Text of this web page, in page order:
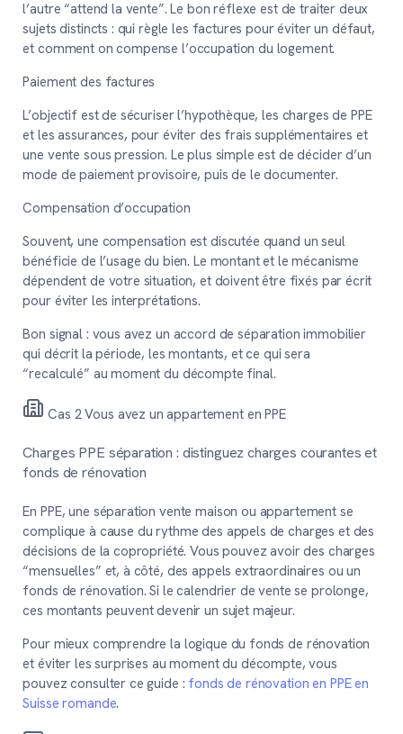
l’autre “attend la vente”. Le bon réflexe est de traiter deux
sujets distincts : qui règle les factures pour éviter un défaut,
et comment on compense l’occupation du logement.
Paiement des factures
L’objectif est de sécuriser l’hypothèque, les charges de PPE
et les assurances, pour éviter des frais supplémentaires et
une vente sous pression. Le plus simple est de décider d’un
mode de paiement provisoire, puis de le documenter.
Compensation d’occupation
Souvent, une compensation est discutée quand un seul
bénéficie de l’usage du bien. Le montant et le mécanisme
dépendent de votre situation, et doivent être fixés par écrit
pour éviter les interprétations.
Bon signal : vous avez un accord de séparation immobilier
qui décrit la période, les montants, et ce qui sera
“recalculé” au moment du décompte final.
Cas 2Vous avez un appartement en PPE
Charges PPE séparation : distinguez charges courantes et
fonds de rénovation
En PPE, une séparation vente maison ou appartement se
complique à cause du rythme des appels de charges et des
décisions de la copropriété. Vous pouvez avoir des charges
“mensuelles” et, à côté, des appels extraordinaires ou un
fonds de rénovation. Si le calendrier de vente se prolonge,
ces montants peuvent devenir un sujet majeur.
Pour mieux comprendre la logique du fonds de rénovation
et éviter les surprises au moment du décompte, vous
pouvez consulter ce guide : fonds de rénovation en PPE en
Suisse romande.